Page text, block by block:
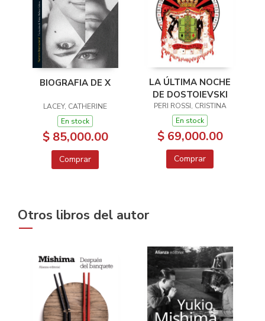
BIOGRAFIA DE X
LACEY, CATHERINE
En stock
$ 85,000.00
Comprar
LA ÚLTIMA NOCHE
DE DOSTOIEVSKI
PERI ROSSI, CRISTINA
En stock
$ 69,000.00
Comprar
Otros libros del autor